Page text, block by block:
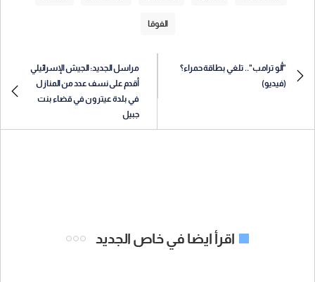
الفوقا
"ألو ترامب".. تلغي بطاقة حمراء؟
(فيديو)
مراسل الجديد: الجيش الإسرائيلي
أقدم على نسف عدد من المنازل
في بلدة عيترون في قضاء بنت
جبيل
اقرأ ايضا في خاص الجديد